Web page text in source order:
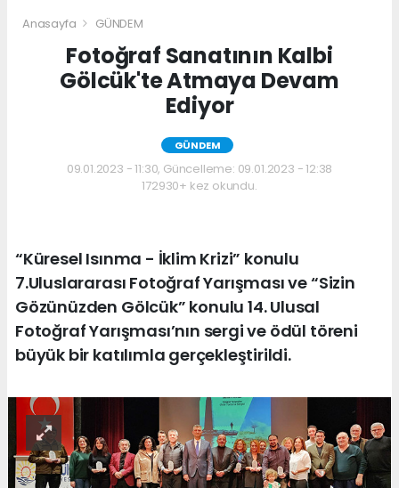
Anasayfa GÜNDEM
Fotoğraf Sanatının Kalbi
Gölcük'te Atmaya Devam
Ediyor
GÜNDEM
09.01.2023 - 11:30, Güncelleme: 09.01.2023 - 12:38
172930+ kez okundu.
“Küresel Isınma - İklim Krizi” konulu
7.Uluslararası Fotoğraf Yarışması ve “Sizin
Gözünüzden Gölcük” konulu 14. Ulusal
Fotoğraf Yarışması’nın sergi ve ödül töreni
büyük bir katılımla gerçekleştirildi.